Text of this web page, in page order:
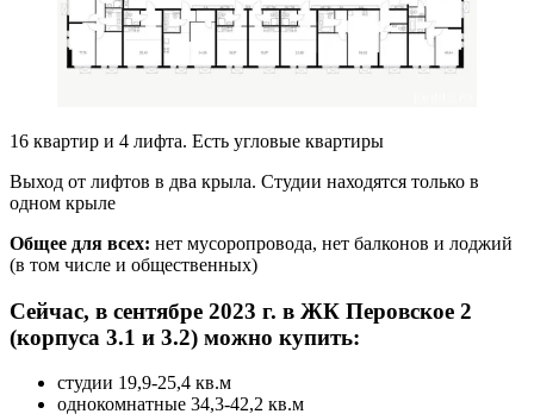
16 квартир и 4 лифта. Есть угловые квартиры
Выход от лифтов в два крыла. Студии находятся только в
одном крыле
Общее для всех: нет мусоропровода, нет балконов и лоджий
(в том числе и общественных)
Сейчас, в сентябре 2023 г. в ЖК Перовское 2
(корпуса 3.1 и 3.2) можно купить:
студии 19,9-25,4 кв.м
однокомнатные 34,3-42,2 кв.м